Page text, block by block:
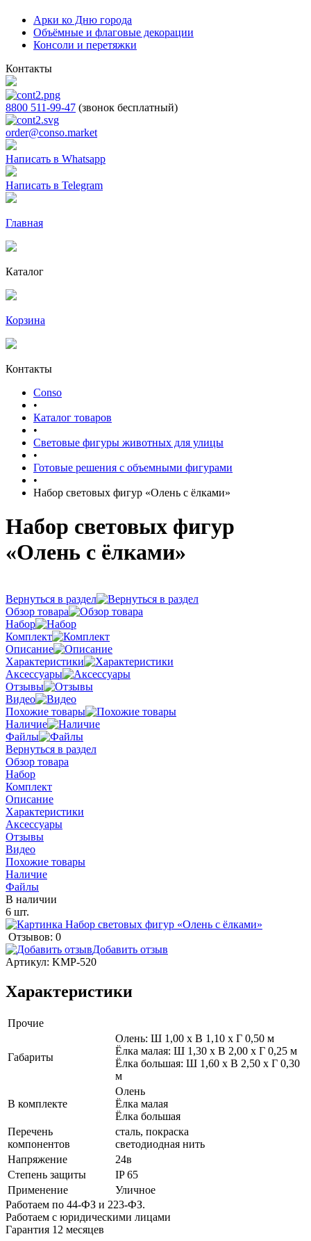
Арки ко Дню города
Объёмные и флаговые декорации
Консоли и перетяжки
Контакты
8800 511-99-47 (звонок бесплатный)
order@conso.market
Написать в Whatsapp
Написать в Telegram
Главная
Каталог
Корзина
Контакты
Conso
•
Каталог товаров
•
Световые фигуры животных для улицы
•
Готовые решения с объемными фигурами
•
Набор световых фигур «Олень с ёлками»
Набор световых фигур
«Олень с ёлками»
Вернуться в раздел
Обзор товара
Набор
Комплект
Описание
Характеристики
Аксессуары
Отзывы
Видео
Похожие товары
Наличие
Файлы
Вернуться в раздел
Обзор товара
Набор
Комплект
Описание
Характеристики
Аксессуары
Отзывы
Видео
Похожие товары
Наличие
Файлы
В наличии
6 шт.
Отзывов: 0
Добавить отзыв
Артикул: KMP-520
Характеристики
Прочие
Габариты
Олень: Ш 1,00 x В 1,10 x Г 0,50 м
Ёлка малая: Ш 1,30 x В 2,00 x Г 0,25 м
Ёлка большая: Ш 1,60 x В 2,50 x Г 0,30
м
В комплекте
Олень
Ёлка малая
Ёлка большая
Перечень
компонентов
сталь, покраска
светодиодная нить
Напряжение
24в
Степень защиты
IP 65
Применение
Уличное
Работаем по 44-ФЗ и 223-ФЗ.
Работаем с юридическими лицами
Гарантия 12 месяцев